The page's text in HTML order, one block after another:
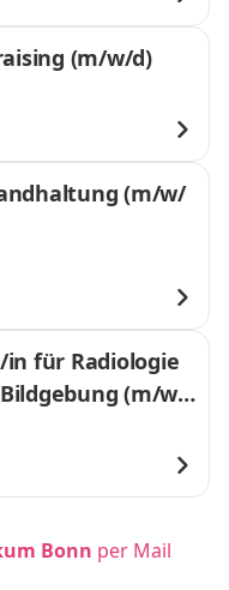
(m/w/d)
(m/w/
in für Radiologie
(m/w/
Bonn per Mail